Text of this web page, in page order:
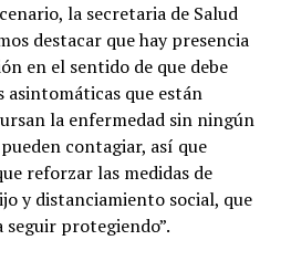
la secretaria de Salud
destacar que hay presencia
en el sentido de que debe
asintomáticas que están
la enfermedad sin ningún
contagiar, así que
reforzar las medidas de
y distanciamiento social, que
seguir protegiendo”.